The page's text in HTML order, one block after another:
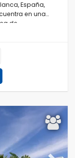
España,
en una
de